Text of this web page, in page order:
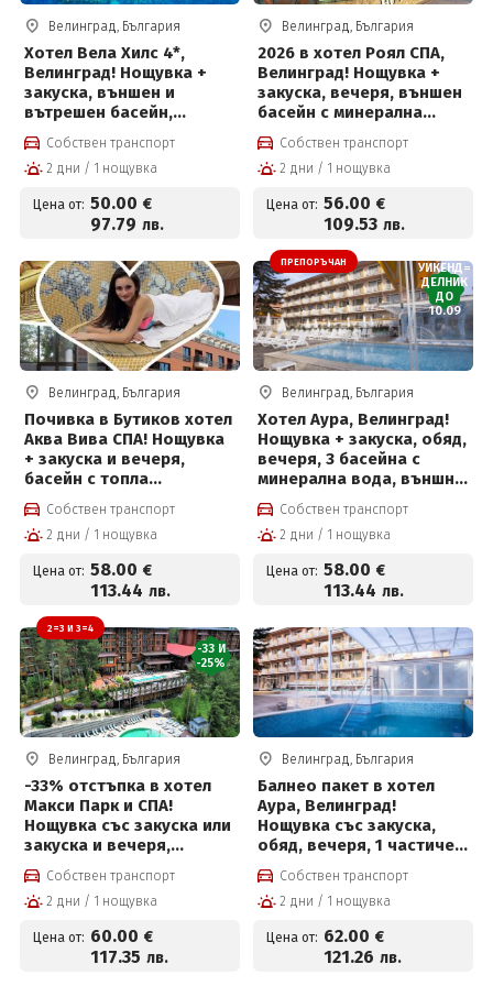
Велинград, България
Хотел Вела Хилс 4*,
Велинград! Нощувка +
закуска, външен и
вътрешен басейн,
джакузи и СПА пакет на
цени от 50 евро на човек
Собствен транспорт
2 дни / 1 нощувка
Цена от: 50.00 €
97.79 лв.
Велинград, България
2026 в хотел Роял СПА,
Велинград! Нощувка +
закуска, вечеря, външен
басейн с минерална
вода, термален басейн и
СПА пакет
Собствен транспорт
2 дни / 1 нощувка
Цена от: 56.00 €
109.53 лв.
Велинград, България
Почивка в Бутиков хотел
Аква Вива СПА! Нощувка
+ закуска и вечеря,
басейн с топла
минерална вода и Уелнес
пакет за 58 евро на
човек
Собствен транспорт
2 дни / 1 нощувка
Цена от: 58.00 €
113.44 лв.
ПРЕПОРЪЧАН
УИКЕНД=
ДЕЛНИК
ДО
10.09
Велинград, България
Хотел Аура, Велинград!
Нощувка + закуска, обяд,
вечеря, 3 басейна с
минерална вода, външно
джакузи, солен басейн и
Уелнес зона на цена от
58 €
Собствен транспорт
2 дни / 1 нощувка
Цена от: 58.00 €
113.44 лв.
2=3 И 3=4
-33 И
-25%
Велинград, България
-33% отстъпка в хотел
Макси Парк и СПА!
Нощувка със закуска или
закуска и вечеря,
външни и вътрешни
басейни с минерална
вода, джакузи, топила и
деца до 12г
Собствен транспорт
2 дни / 1 нощувка
Цена от: 60.00 €
117.35 лв.
Велинград, България
Балнео пакет в хотел
Аура, Велинград!
Нощувка със закуска,
обяд, вечеря, 1 частичен
масаж, 2 физиотерапии,
вътрешен и външен
басейн с лечебна
център за 62 € на човек
Собствен транспорт
2 дни / 1 нощувка
Цена от: 62.00 €
121.26 лв.